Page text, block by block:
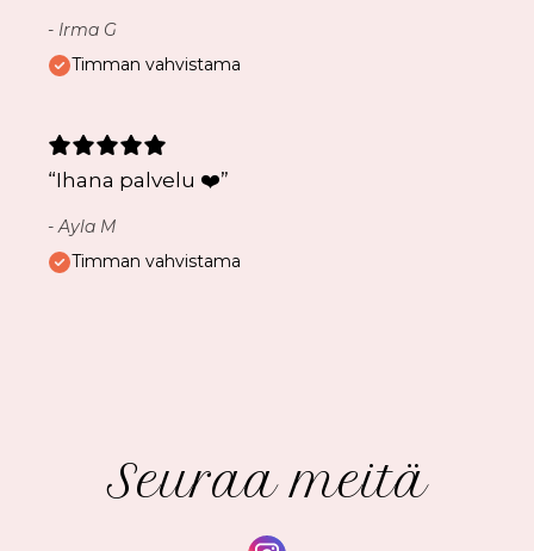
- Irma G
Timman vahvistama
“Ihana palvelu ❤️”
-Ayla M
Timman vahvistama
Seuraa meitä